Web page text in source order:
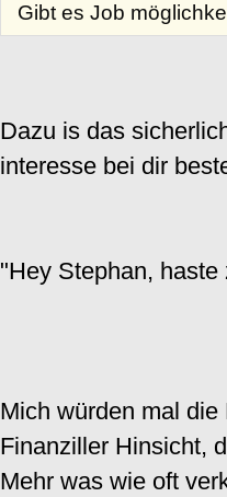
Gibt es Job
Dazu is das
interesse bei dir
"Hey Stephan,
Mich würden mal
Finanziller Hinsicht,
Mehr was wie oft